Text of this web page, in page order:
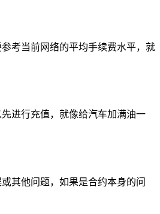
考当前网络的平均手续费水平，就
进行充值，就像给汽车加满油一
其他问题，如果是合约本身的问